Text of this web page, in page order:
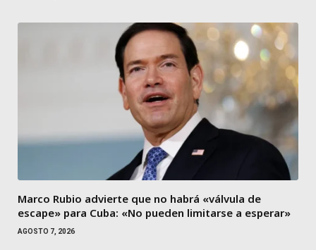
Marco Rubio advierte que no habrá «válvula de
escape» para Cuba: «No pueden limitarse a esperar»
AGOSTO 7, 2026